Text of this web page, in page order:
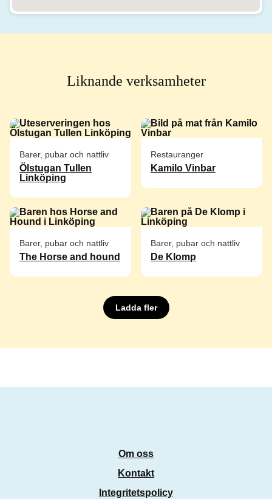
Liknande verksamheter
Barer, pubar och nattliv
Ölstugan Tullen
Linköping
Restauranger
Kamilo Vinbar
Barer, pubar och nattliv
The Horse and hound
Barer, pubar och nattliv
De Klomp
Ladda fler
Om oss
Kontakt
Integritetspolicy